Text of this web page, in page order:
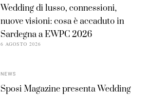
Wedding di lusso, connessioni,
nuove visioni: cosa è accaduto in
Sardegna a EWPC 2026
6 AGOSTO 2026
NEWS
Sposi Magazine presenta Wedding